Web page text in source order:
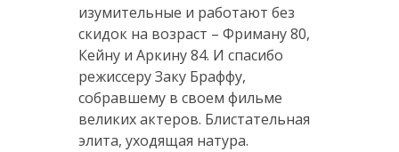
изумительные и работают без
скидок на возраст – Фриману 80,
Кейну и Аркину 84. И спасибо
режиссеру Заку Браффу,
собравшему в своем фильме
великих актеров. Блистательная
элита, уходящая натура.